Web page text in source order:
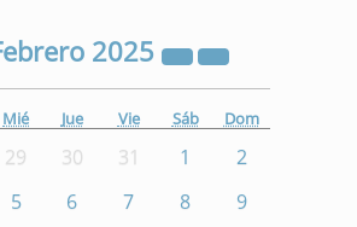
2025
Mié Jue Vie Sáb Dom
29 30 31 1
2
5 6 7 8
9